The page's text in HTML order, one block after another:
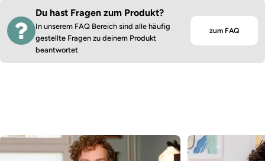
Du hast Fragen zum Produkt?
In unserem FAQ Bereich sind alle häufig
gestellte Fragen zu deinem Produkt
beantwortet
zum FAQ